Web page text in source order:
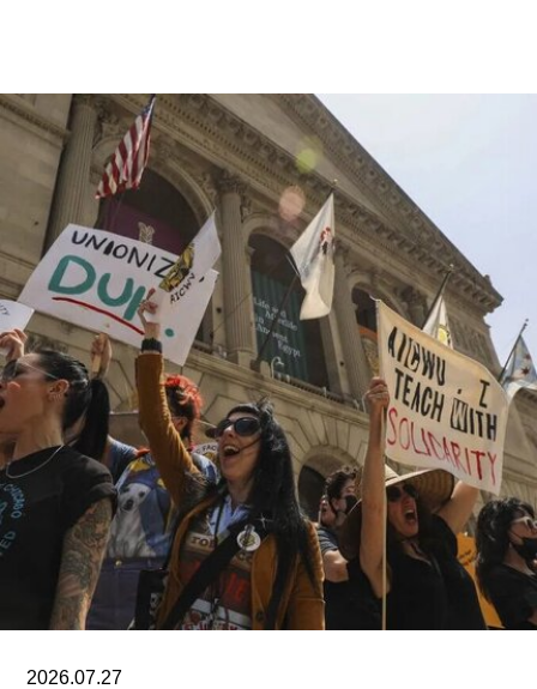
阿布扎比古根海姆博物馆占地逾80万平方英尺，将
成为古根海姆体系中规模最大的分馆，内设30个展
厅，室内展览面积约12.5万平方英尺。建筑外观由
十个雕塑般的锥体以非传统方式组合而成，表面覆
以不锈钢网、缟玛瑙和玻璃等材料，高达280英
尺。据《纽约时报》报道，该馆也是古根海姆体系
中造价最高的博物馆，预计总成本超过10亿美元。
博物馆将重点展示1960年代以来的艺术作品，并自
2009年起开始建立馆藏。不同于传统按时间顺序排
列展品的方式，展览将按主题划分为“抽象”、“流行
文化”、“土地”、“语言”和“叙事”等单元。根据新闻
稿，这种设计旨在邀请观众“按照自己的方式”与艺
术互动。
阿布扎比古根海姆博物馆是阿布扎比耗资数十亿美
Cultural District）最新落成的文化机构之一。该文
2026.07.27